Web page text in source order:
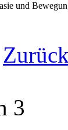
und
Zurück
3